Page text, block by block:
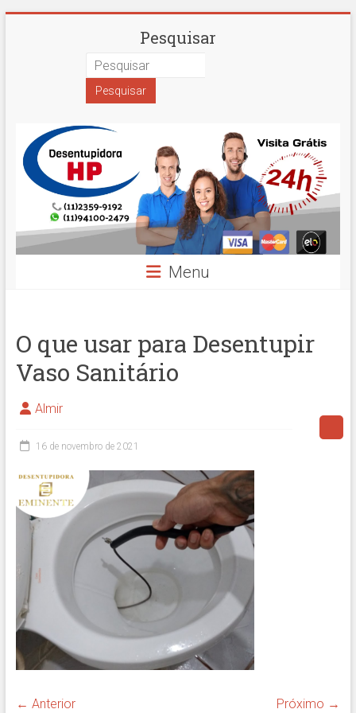
Desentupidora
Paulo
Hidro
Prime
Pesquisar
Menu
O que usar para Desentupir
Vaso Sanitário
Almir
16 de novembro de 2021
← Anterior Próximo →